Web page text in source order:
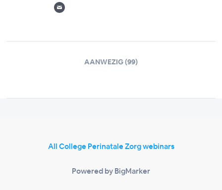
AANWEZIG (99)
All College Perinatale Zorg webinars
Powered by BigMarker